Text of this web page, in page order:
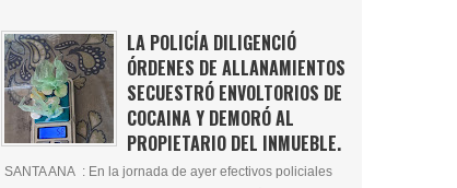
LA POLICÍA DILIGENCIÓ
ÓRDENES DE ALLANAMIENTOS
SECUESTRÓ ENVOLTORIOS DE
COCAINA Y DEMORÓ AL
PROPIETARIO DEL INMUEBLE.
SANTA ANA : En la jornada de ayer efectivos policiales